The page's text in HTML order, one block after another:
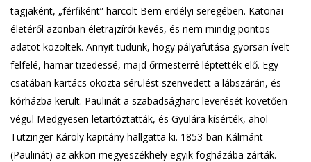
tagjaként, „férfiként” harcolt Bem erdélyi seregében. Katonai
életéről azonban életrajzírói kevés, és nem mindig pontos
adatot közöltek. Annyit tudunk, hogy pályafutása gyorsan ívelt
felfelé, hamar tizedessé, majd őrmesterré léptették elő. Egy
csatában kartács okozta sérülést szenvedett a lábszárán, és
kórházba került. Paulinát a szabadságharc leverését követően
végül Medgyesen letartóztatták, és Gyulára kísérték, ahol
Tutzinger Károly kapitány hallgatta ki. 1853-ban Kálmánt
(Paulinát) az akkori megyeszékhely egyik fogházába zárták.